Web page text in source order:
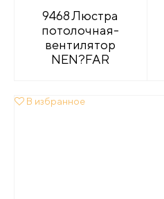
9468 Люстра
потолочная-
вентилятор
NEN?FAR
В избранное